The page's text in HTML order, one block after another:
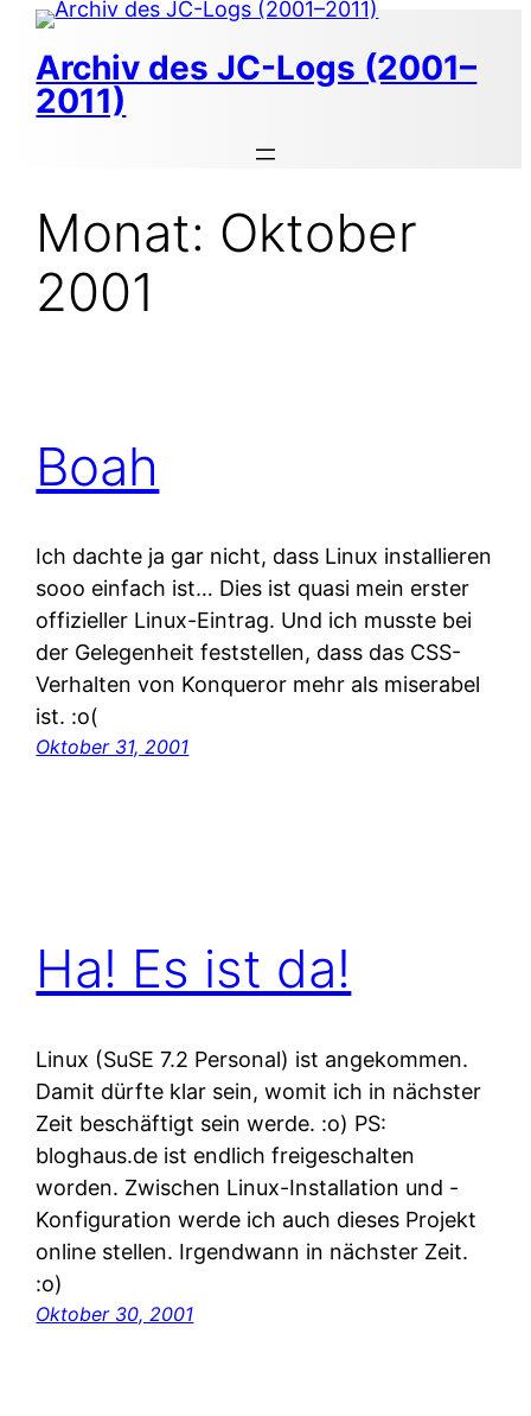
Zum
Inhalt
springen
Archiv des JC-Logs (2001–
2011)
Monat: Oktober
2001
Boah
Ich dachte ja gar nicht, dass Linux installieren
sooo einfach ist… Dies ist quasi mein erster
offizieller Linux-Eintrag. Und ich musste bei
der Gelegenheit feststellen, dass das CSS-
Verhalten von Konqueror mehr als miserabel
ist. :o(
Oktober 31, 2001
Ha! Es ist da!
Linux (SuSE 7.2 Personal) ist angekommen.
Damit dürfte klar sein, womit ich in nächster
Zeit beschäftigt sein werde. :o) PS:
bloghaus.de ist endlich freigeschalten
worden. Zwischen Linux-Installation und -
Konfiguration werde ich auch dieses Projekt
online stellen. Irgendwann in nächster Zeit.
:o)
Oktober 30, 2001